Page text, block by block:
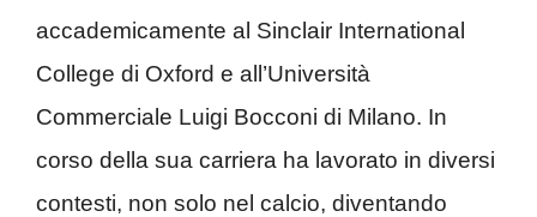
accademicamente al Sinclair International
College di Oxford e all’Università
Commerciale Luigi Bocconi di Milano. In
corso della sua carriera ha lavorato in diversi
contesti, non solo nel calcio, diventando